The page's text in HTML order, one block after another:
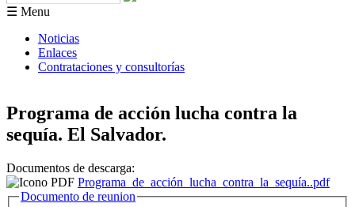
Formulario de búsqueda
☰ Menu
Noticias
Enlaces
Contrataciones y consultorías
Programa de acción lucha contra la
sequía. El Salvador.
Documentos de descarga:
Programa_de_acción_lucha_contra_la_sequía..pdf
Ocultar
Documento de reunion